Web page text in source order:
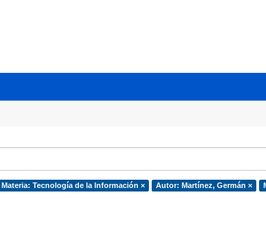
Materia: Tecnología de la Información × Autor: Martínez, Germán ×